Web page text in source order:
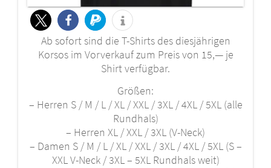
Ab sofort sind die T-Shirts des diesjährigen
Korsos im Vorverkauf zum Preis von 15,— je
Shirt verfügbar.
Größen:
– Herren S / M / L / XL / XXL / 3XL / 4XL / 5XL (alle
Rundhals)
– Herren XL / XXL / 3XL (V-Neck)
– Damen S / M / L / XL / XXL / 3XL / 4XL / 5XL (S –
XXL V-Neck / 3XL – 5XL Rundhals weit)